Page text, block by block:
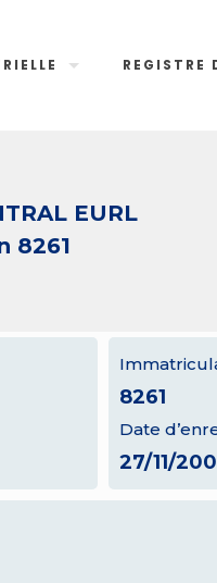
REGISTRE
EURL
8261
8261
Date
27/11/